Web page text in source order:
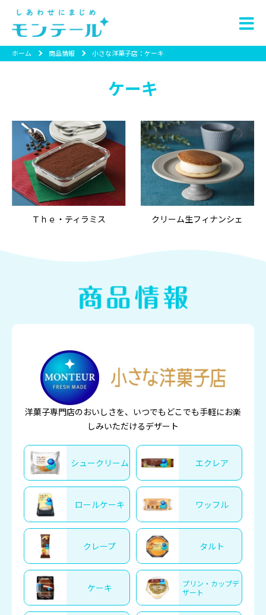
ホーム 商品情報 小さな洋菓子店：ケーキ
ケーキ
Ｔｈｅ・ティラミス クリーム生フィナンシェ
洋菓子専門店のおいしさを、いつでもどこでも手軽にお楽
しみいただけるデザート
シュークリーム エクレア
ロールケーキ ワッフル
クレープ タルト
ケーキ
プリン・カップデ
ザート